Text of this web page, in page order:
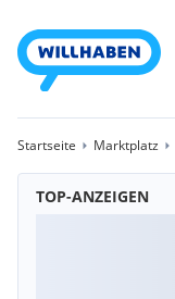
Startseite Marktplatz
TOP-ANZEIGEN